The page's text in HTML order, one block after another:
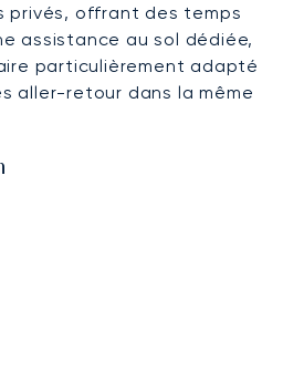
privés, offrant des temps
assistance au sol dédiée,
particulièrement adapté
aller-retour dans la même